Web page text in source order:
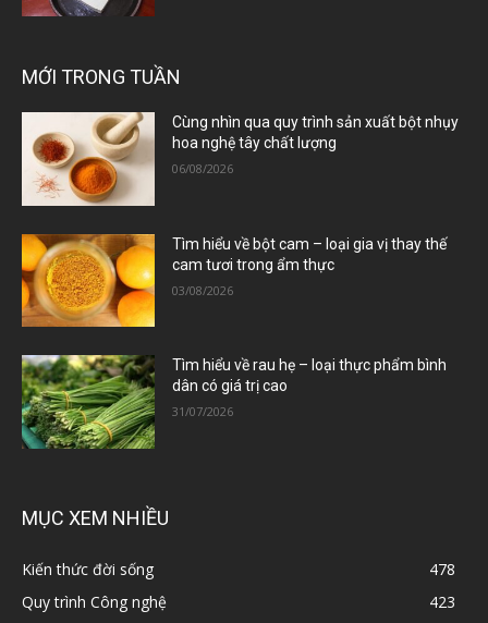
MỚI TRONG TUẦN
Cùng nhìn qua quy trình sản xuất bột nhụy
hoa nghệ tây chất lượng
06/08/2026
Tìm hiểu về bột cam – loại gia vị thay thế
cam tươi trong ẩm thực
03/08/2026
Tìm hiểu về rau hẹ – loại thực phẩm bình
dân có giá trị cao
31/07/2026
MỤC XEM NHIỀU
Kiến thức đời sống
478
Quy trình Công nghệ
423